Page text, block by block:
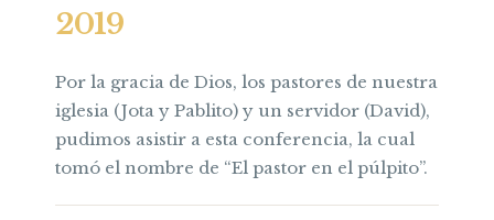
2019
Por la gracia de Dios, los pastores de nuestra
iglesia (Jota y Pablito) y un servidor (David),
pudimos asistir a esta conferencia, la cual
tomó el nombre de “El pastor en el púlpito”.